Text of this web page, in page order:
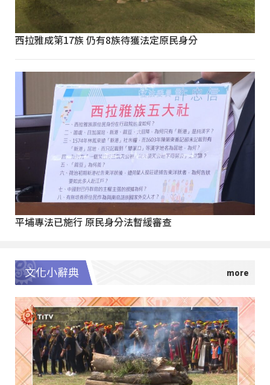
西拉雅成第17族 仍有8族待獲法定原民身分
平埔專法已施行 原民身分法暫緩審查
文化小辭典